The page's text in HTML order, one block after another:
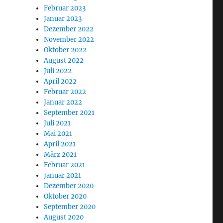
Februar 2023
Januar 2023
Dezember 2022
November 2022
Oktober 2022
August 2022
Juli 2022
April 2022
Februar 2022
Januar 2022
September 2021
Juli 2021
Mai 2021
April 2021
März 2021
Februar 2021
Januar 2021
Dezember 2020
Oktober 2020
September 2020
August 2020